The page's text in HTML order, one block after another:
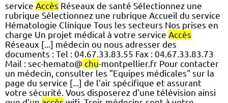
service Accès Réseaux de santé Sélectionnez une
rubrique Sélectionnez une rubrique Accueil du service
Hématologie Clinique Tous les secteurs Nos prises en
charge Un projet médical à votre service Accès
Réseaux [...] médecin ou nous adresser des
documents : Tel : 04.67.33.83.55 Fax : 04.67.33.83.73
Mail : sec-hemato@ chu-montpellier.fr Pour contacter
un médecin, consulter les "Equipes médicales" sur la
page du service [...] de l'air spécifique et assurant
votre sécurité. Vous disposerez d'une télévision ainsi